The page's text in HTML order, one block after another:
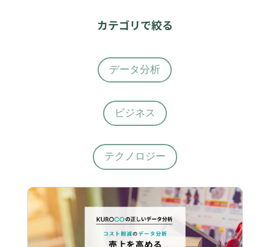
カテゴリで絞る
データ分析
ビジネス
テクノロジー